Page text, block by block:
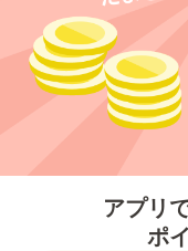
アプリ
ポ